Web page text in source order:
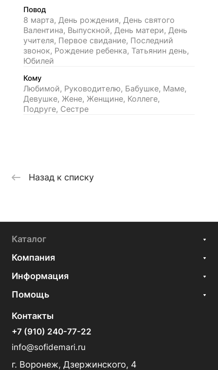
Повод
8 марта, День рождения, День святого
Валентина, Выпускной, День матери, День
учителя, Первое свидание, Последний
звонок, Рождение ребенка, Татьянин день,
Юбилей
Кому
Любимой, Руководителю, Бабушке, Маме,
Девушке, Жене, Женщине, Коллеге,
Подруге, Сестре
Назад к списку
Каталог
Компания
Информация
Помощь
Контакты
+7 (910) 240-77-22
info@sofidemari.ru
г. Воронеж, Дзержинского, 4